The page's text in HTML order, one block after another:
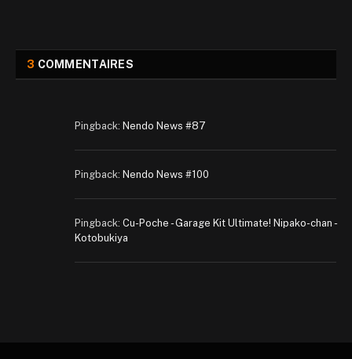
3 COMMENTAIRES
Pingback: Nendo News #87
Pingback: Nendo News #100
Pingback: Cu-Poche - Garage Kit Ultimate! Nipako-chan -
Kotobukiya